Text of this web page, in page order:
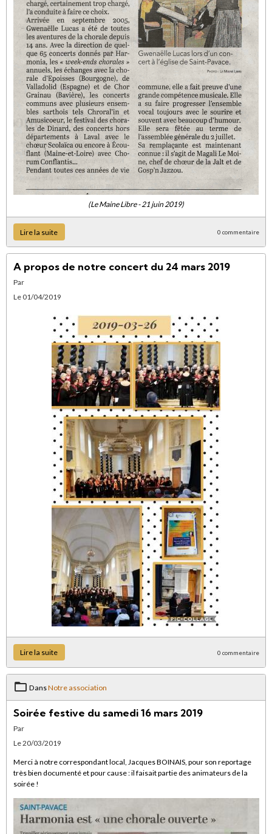
(Le Maine Libre - 21 juin 2019)
Lire la suite 0 commentaire
A propos de notre concert du 24 mars 2019
Par
Le 01/04/2019
Lire la suite 0 commentaire
DansNotre association
Soirée festive du samedi 16 mars 2019
Par
Le 20/03/2019
Merci à notre correspondant local, Jacques BOINAIS, pour son reportage
très bien documenté et pour cause : il faisait partie des animateurs de la
soirée !